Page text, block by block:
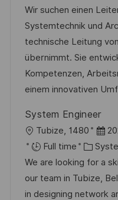
c
a
t
i
o
n
s
t
e
d
D
a
e
a
t
e
g
o
r
Wir suchen einen
Systemtechnik und
technische Leitung
übernimmt. Sie
Kompetenzen,
einem innovativen
System Engineer
L
o
c
a
t
Tubize, 1480
P
o
s
t
e
Full time
C
a
t
e
We are looking for a
our team in Tubize,
in designing network